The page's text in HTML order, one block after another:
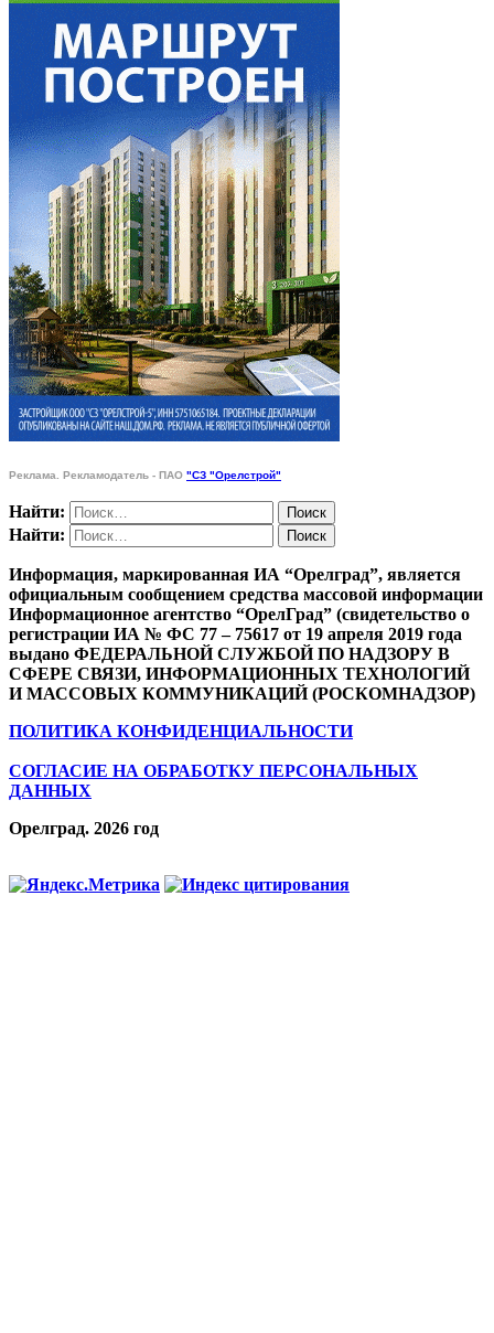
Реклама. Рекламодатель - ПАО "СЗ "Орелстрой"
Найти:
Найти:
Информация, маркированная ИА “Орелград”, является
официальным сообщением средства массовой информации
Информационное агентство “ОрелГрад” (свидетельство о
регистрации ИА № ФС 77 – 75617 от 19 апреля 2019 года
выдано ФЕДЕРАЛЬНОЙ СЛУЖБОЙ ПО НАДЗОРУ В
СФЕРЕ СВЯЗИ, ИНФОРМАЦИОННЫХ ТЕХНОЛОГИЙ
И МАССОВЫХ КОММУНИКАЦИЙ (РОСКОМНАДЗОР)
ПОЛИТИКА КОНФИДЕНЦИАЛЬНОСТИ
СОГЛАСИЕ НА ОБРАБОТКУ ПЕРСОНАЛЬНЫХ
ДАННЫХ
Орелград. 2026 год